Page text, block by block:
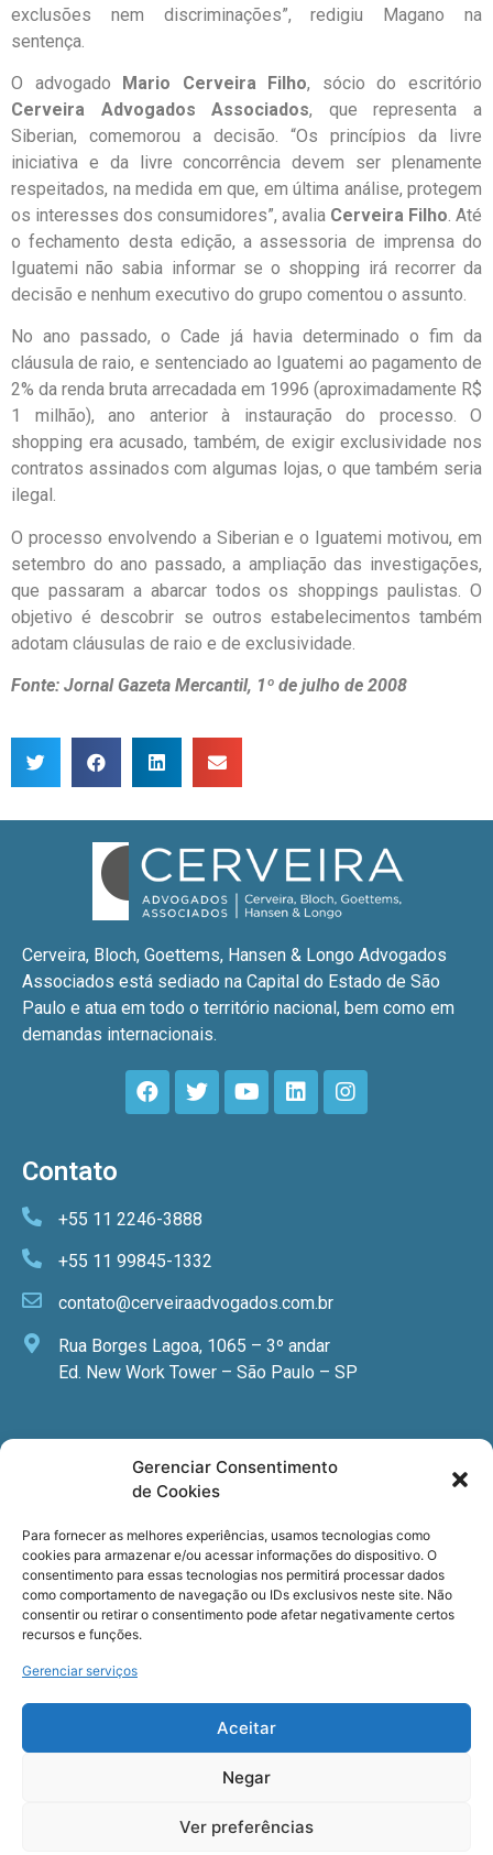
Gerenciar Consentimento
de Cookies
Para fornecer as melhores experiências, usamos tecnologias como
cookies para armazenar e/ou acessar informações do dispositivo. O
consentimento para essas tecnologias nos permitirá processar dados
como comportamento de navegação ou IDs exclusivos neste site. Não
consentir ou retirar o consentimento pode afetar negativamente certos
recursos e funções.
Gerenciar serviços
Aceitar
Negar
Ver preferências
exclusões nem discriminações”, redigiu Magano na
sentença.
O advogado Mario Cerveira Filho, sócio do escritório
Cerveira Advogados Associados, que representa a
Siberian, comemorou a decisão. “Os princípios da livre
iniciativa e da livre concorrência devem ser plenamente
respeitados, na medida em que, em última análise, protegem
os interesses dos consumidores”, avalia Cerveira Filho. Até
o fechamento desta edição, a assessoria de imprensa do
Iguatemi não sabia informar se o shopping irá recorrer da
decisão e nenhum executivo do grupo comentou o assunto.
No ano passado, o Cade já havia determinado o fim da
cláusula de raio, e sentenciado ao Iguatemi ao pagamento de
2% da renda bruta arrecadada em 1996 (aproximadamente R$
1 milhão), ano anterior à instauração do processo. O
shopping era acusado, também, de exigir exclusividade nos
contratos assinados com algumas lojas, o que também seria
ilegal.
O processo envolvendo a Siberian e o Iguatemi motivou, em
setembro do ano passado, a ampliação das investigações,
que passaram a abarcar todos os shoppings paulistas. O
objetivo é descobrir se outros estabelecimentos também
adotam cláusulas de raio e de exclusividade.
Fonte: Jornal Gazeta Mercantil, 1º de julho de 2008
Cerveira, Bloch, Goettems, Hansen & Longo Advogados
Associados está sediado na Capital do Estado de São
Paulo e atua em todo o território nacional, bem como em
demandas internacionais.
Contato
+55 11 2246-3888
+55 11 99845-1332
contato@cerveiraadvogados.com.br
Rua Borges Lagoa, 1065 – 3º andar
Ed. New Work Tower – São Paulo – SP
Newsletter
especializadas, cursos e eventos?
Registre seu email.
Termos de usoe aPolítica de privacidade